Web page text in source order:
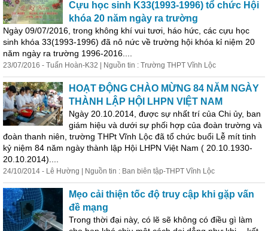
Cựu học sinh K33(1993-1996) tổ chức Hội
khóa 20 năm ngày ra trường
Ngày 09/07/2016, trong không khí vui tươi, háo hức, các cựu học
sinh khóa 33(1993-1996) đã nô nức về trường hội khóa kỉ niệm 20
năm ngày ra trường 1996-2016....
23/07/2016 - Tuấn Hoàn-K32 | Nguồn tin : Trường THPT Vĩnh Lộc
HOẠT ĐỘNG CHÀO MỪNG 84 NĂM NGÀY
THÀNH LẬP HỘI LHPN VIỆT NAM
Ngày 20.10.2014, được sự nhất trí của Chi ủy, ban
giám hiệu và dưới sự phối hợp của đoàn trường và
đoàn thanh niên, trường THPt Vĩnh Lộc đã tổ chức buổi Lễ mít tinh
kỷ niệm 84 năm ngày thành lập Hội LHPN Việt Nam ( 20.10.1930-
20.10.2014)....
24/10/2014 - Lê Hường | Nguồn tin : Ban biên tập-THPT Vĩnh Lộc
Mẹo cải thiện tốc độ truy cập khi gặp vấn
đề mạng
Trong thời đại này, có lẽ sẽ không có điều gì làm